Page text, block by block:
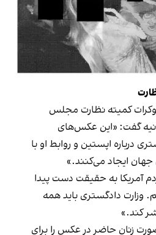
کمیته نظارت مجلس
گفت: «این عکس‌های
درباره اپستین و روابط او با
جهان ایجاد می‌کنند.»
آمریکا به حقیقت دست پیدا
وزارت دادگستری باید همه
کند.»
زنان حاضر در عکس را برای